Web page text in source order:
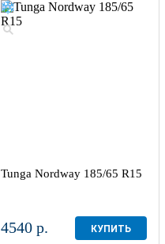
Tunga Nordway 185/65 R15
4540 р. КУПИТЬ